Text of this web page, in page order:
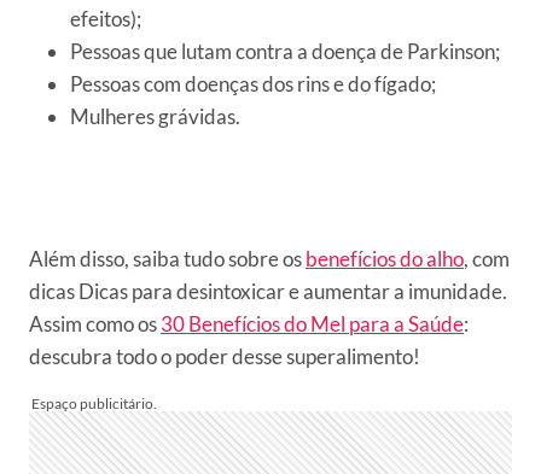
efeitos);
Pessoas que lutam contra a doença de Parkinson;
Pessoas com doenças dos rins e do fígado;
Mulheres grávidas.
Além disso, saiba tudo sobre osbenefícios do alho, com
dicas Dicas para desintoxicar e aumentar a imunidade.
Assim como os30 Benefícios do Mel para a Saúde:
descubra todo o poder desse superalimento!